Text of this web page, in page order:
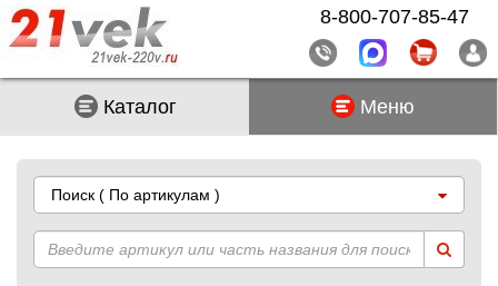
Каталог Меню
Поиск ( По артикулам )
8-800-707-85-47